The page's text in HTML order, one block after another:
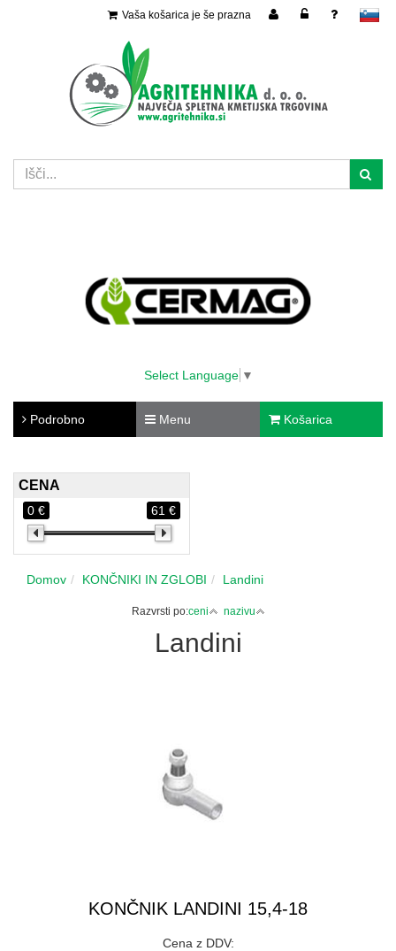
slovensko
Vaša košarica je še prazna
Select Language ▼
Podrobno Menu Košarica
CENA
0 € 61 €
Domov KONČNIKI IN ZGLOBI Landini
Razvrsti po:ceni nazivu
Landini
KONČNIK LANDINI 15,4-18
Cena z DDV: